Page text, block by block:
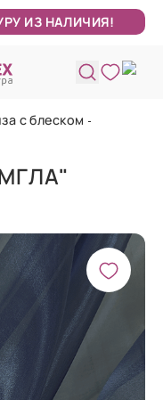
ИЗ НАЛИЧИЯ!
с блеском